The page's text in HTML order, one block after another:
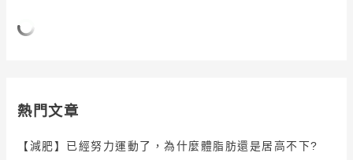
熱門文章
【減肥】已經努力運動了，為什麼體脂肪還是居高不下?